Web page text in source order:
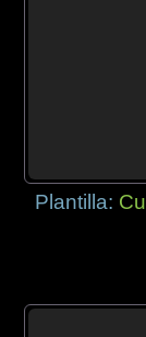
Plantilla: